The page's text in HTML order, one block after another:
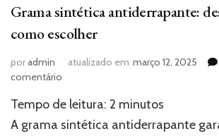
Grama sintética antiderrapante:
como escolher
poradmin atualizado em março 12, 2025
comentário
sintética
antiderrapante:
Tempo de leitura: 2 minutos
A grama sintética antiderrapante